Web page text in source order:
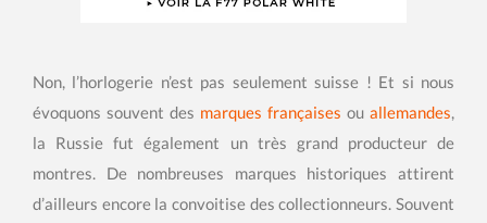
Non, l’horlogerie n’est pas seulement suisse ! Et si nous
évoquons souvent des marques françaises ou allemandes,
la Russie fut également un très grand producteur de
montres. De nombreuses marques historiques attirent
d’ailleurs encore la convoitise des collectionneurs. Souvent